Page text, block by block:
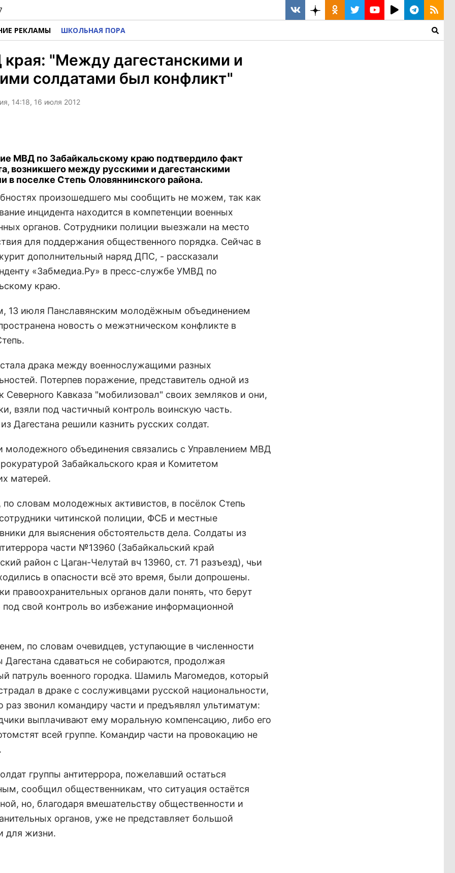
РЕКЛАМЫ ШКОЛЬНАЯ ПОРА
"Между дагестанскими и
солдатами был конфликт"
14:18, 16 июля 2012
МВД по Забайкальскому краю подтвердило факт
возникшего между русскими и дагестанскими
в поселке Степь Оловяннинского района.
произошедшего мы сообщить не можем, так как
инцидента находится в компетенции военных
органов. Сотрудники полиции выезжали на место
для поддержания общественного порядка. Сейчас в
дополнительный наряд ДПС, - рассказали
«Забмедиа.Ру» в пресс-службе УМВД по
краю.
13 июля Панславянским молодёжным объединением
новость о межэтническом конфликте в
драка между военнослужащими разных
Потерпев поражение, представитель одной из
Северного Кавказа "мобилизовал" своих земляков и они,
взяли под частичный контроль воинскую часть.
Дагестана решили казнить русских солдат.
молодежного объединения связались с Управлением МВД
Забайкальского края и Комитетом
матерей.
по словам молодежных активистов, в посёлок Степь
читинской полиции, ФСБ и местные
для выяснения обстоятельств дела. Солдаты из
части №13960 (Забайкальский край
район с Цаган-Челутай вч 13960, ст. 71 разъезд), чьи
в опасности всё это время, были допрошены.
правоохранительных органов дали понять, что берут
под свой контроль во избежание информационной
по словам очевидцев, уступающие в численности
сдаваться не собираются, продолжая
патруль военного городка. Шамиль Магомедов, который
в драке с сослуживцами русской национальности,
раз звонил командиру части и предъявлял ультиматум:
выплачивают ему моральную компенсацию, либо его
всей группе. Командир части на провокацию не
группы антитеррора, пожелавший остаться
сообщил общественникам, что ситуация остаётся
но, благодаря вмешательству общественности и
органов, уже не представляет большой
для жизни.